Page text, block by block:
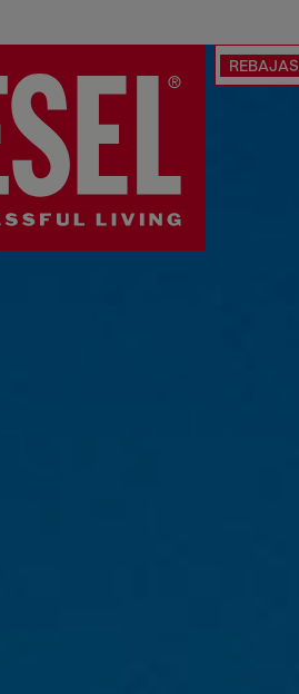
REBAJAS